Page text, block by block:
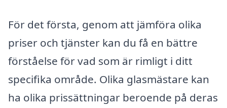
För det första, genom att jämföra olika
priser och tjänster kan du få en bättre
förståelse för vad som är rimligt i ditt
specifika område. Olika glasmästare kan
ha olika prissättningar beroende på deras